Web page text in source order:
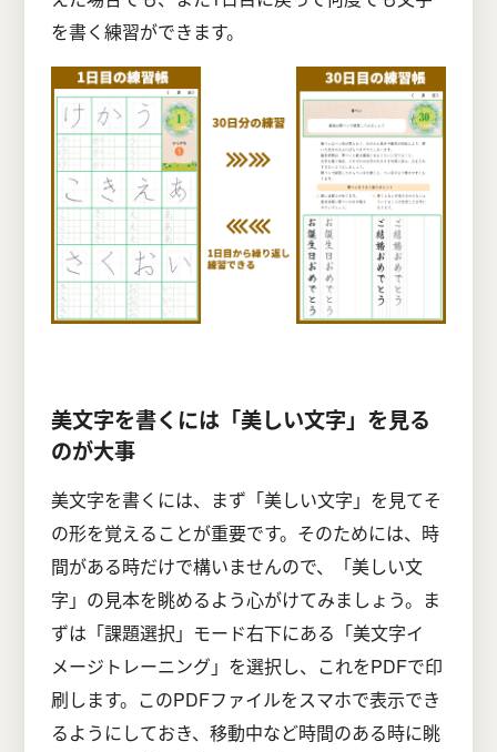
を書く練習ができます。
美文字を書くには「美しい文字」を見る
のが大事
美文字を書くには、まず「美しい文字」を見てそ
の形を覚えることが重要です。そのためには、時
間がある時だけで構いませんので、「美しい文
字」の見本を眺めるよう心がけてみましょう。ま
ずは「課題選択」モード右下にある「美文字イ
メージトレーニング」を選択し、これをPDFで印
刷します。このPDFファイルをスマホで表示でき
るようにしておき、移動中など時間のある時に眺